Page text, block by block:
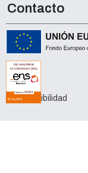
Contacto
Accesibilidad